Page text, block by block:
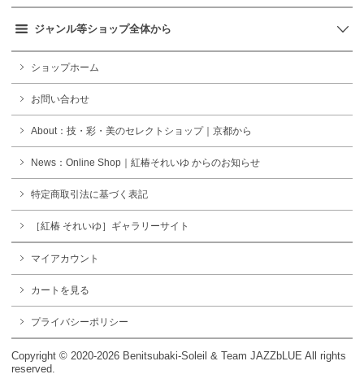
ジャンル等ショップ全体から
ショップホーム
お問い合わせ
About：技・彩・美のセレクトショップ｜京都から
News：Online Shop｜紅椿それいゆ からのお知らせ
特定商取引法に基づく表記
［紅椿 それいゆ］ギャラリーサイト
マイアカウント
カートを見る
プライバシーポリシー
Copyright © 2020-2026 Benitsubaki-Soleil & Team JAZZbLUE All rights
reserved.